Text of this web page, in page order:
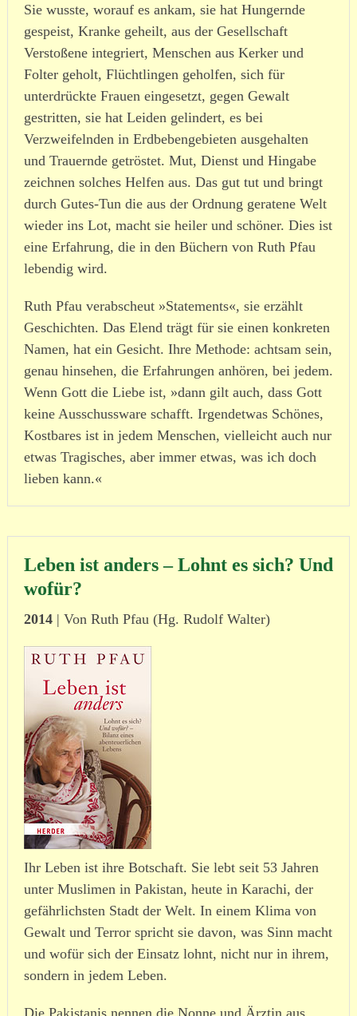
Sie wusste, worauf es ankam, sie hat Hungernde
gespeist, Kranke geheilt, aus der Gesellschaft
Verstoßene integriert, Menschen aus Kerker und
Folter geholt, Flüchtlingen geholfen, sich für
unterdrückte Frauen eingesetzt, gegen Gewalt
gestritten, sie hat Leiden gelindert, es bei
Verzweifelnden in Erdbebengebieten ausgehalten
und Trauernde getröstet. Mut, Dienst und Hingabe
zeichnen solches Helfen aus. Das gut tut und bringt
durch Gutes-Tun die aus der Ordnung geratene Welt
wieder ins Lot, macht sie heiler und schöner. Dies ist
eine Erfahrung, die in den Büchern von Ruth Pfau
lebendig wird.
Ruth Pfau verabscheut »Statements«, sie erzählt
Geschichten. Das Elend trägt für sie einen konkreten
Namen, hat ein Gesicht. Ihre Methode: achtsam sein,
genau hinsehen, die Erfahrungen anhören, bei jedem.
Wenn Gott die Liebe ist, »dann gilt auch, dass Gott
keine Ausschussware schafft. Irgendetwas Schönes,
Kostbares ist in jedem Menschen, vielleicht auch nur
etwas Tragisches, aber immer etwas, was ich doch
lieben kann.«
Leben ist anders – Lohnt es sich? Und
wofür?
2014| Von Ruth Pfau (Hg. Rudolf Walter)
Ihr Leben ist ihre Botschaft. Sie lebt seit 53 Jahren
unter Muslimen in Pakistan, heute in Karachi, der
gefähr­lichsten Stadt der Welt. In einem Klima von
Gewalt und Terror spricht sie davon, was Sinn macht
und wofür sich der Einsatz lohnt, nicht nur in ihrem,
sondern in jedem Leben.
Die Pakistanis nennen die Nonne und Ärztin aus